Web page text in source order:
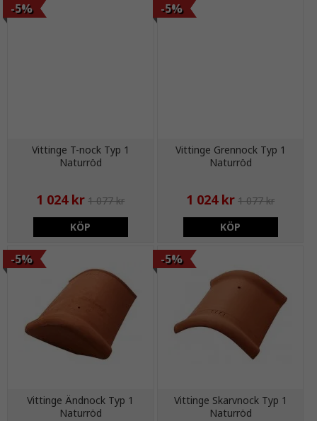
Vittinge T-nock Typ 1
Naturröd
-5%
1 024 kr 1 077 kr
KÖP
Vittinge Grennock Typ 1
Naturröd
-5%
1 024 kr 1 077 kr
KÖP
Vittinge Ändnock Typ 1
Naturröd
-5%
Vittinge Skarvnock Typ 1
Naturröd
-5%